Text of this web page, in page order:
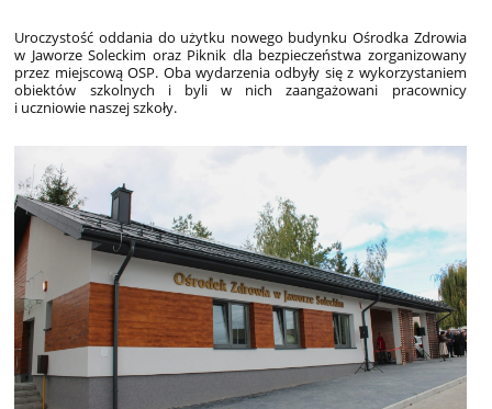
Uroczystość oddania do użytku nowego budynku Ośrodka Zdrowia
w Jaworze Soleckim oraz Piknik dlabezpieczeństwa zorganizowany
przez miejscową OSP. Oba wydarzenia odbyły się z wykorzystaniem
obiektów szkolnych i byli w nich zaangażowani pracownicy
i uczniowie naszej szkoły.